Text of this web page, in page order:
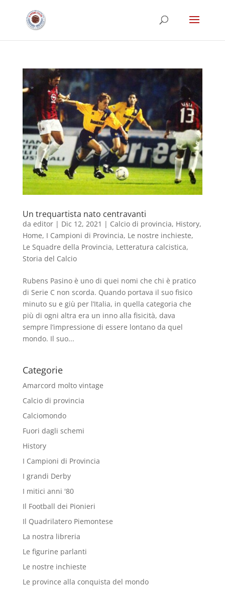
Un trequartista nato centravanti
da editor| Dic 12, 2021 | Calcio di provincia, History,
Home, I Campioni di Provincia, Le nostre inchieste,
Le Squadre della Provincia, Letteratura calcistica,
Storia del Calcio
Rubens Pasino è uno di quei nomi che chi è pratico
di Serie C non scorda. Quando portava il suo fisico
minuto su e giù per l’Italia, in quella categoria che
più di ogni altra era un inno alla fisicità, dava
sempre l’impressione di essere lontano da quel
mondo. Il suo...
Categorie
Amarcord molto vintage
Calcio di provincia
Calciomondo
Fuori dagli schemi
History
I Campioni di Provincia
I grandi Derby
I mitici anni '80
Il Football dei Pionieri
Il Quadrilatero Piemontese
La nostra libreria
Le figurine parlanti
Le nostre inchieste
Le province alla conquista del mondo